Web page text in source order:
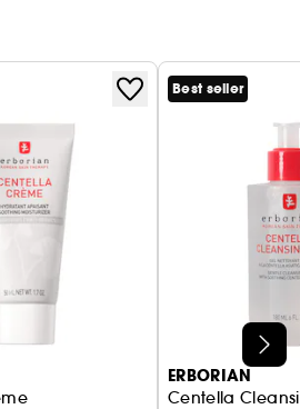
Best seller
ERBORIAN
Centella